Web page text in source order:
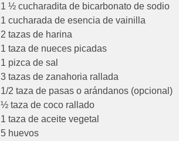
1 ½ cucharadita de bicarbonato de sodio
1 cucharada de esencia de vainilla
2 tazas de harina
1 taza de nueces picadas
1 pizca de sal
3 tazas de zanahoria rallada
1/2 taza de pasas o arándanos (opcional)
½ taza de coco rallado
1 taza de aceite vegetal
5 huevos